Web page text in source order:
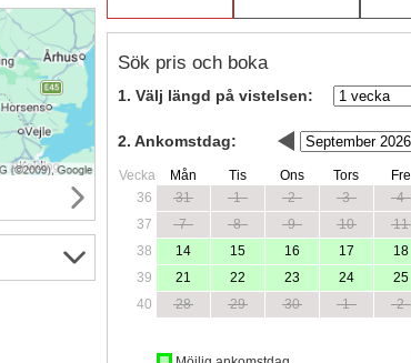
Sök pris och boka
1. Välj längd på vistelsen:
2. Ankomstdag:
Vecka Mån Tis Ons Tors Fre
36
31 1 2 3 4
37
7 8 9 10 11
38
14 15 16 17 18
39
21 22 23 24 25
40
28 29 30 1 2